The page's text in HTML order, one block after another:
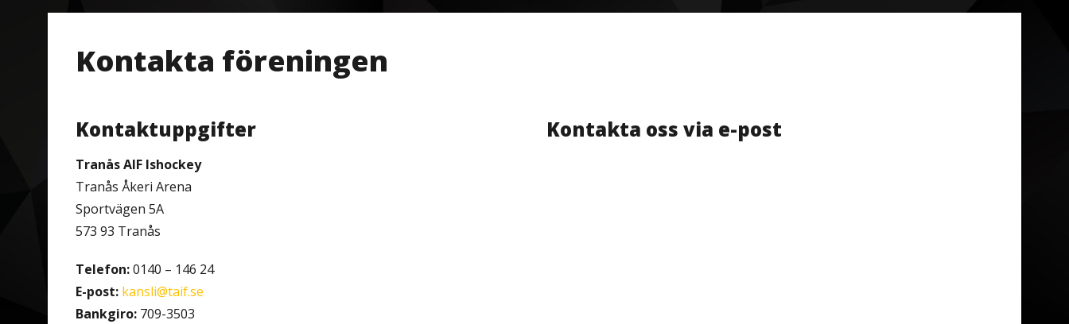
Kontakta föreningen
Kontaktuppgifter
Tranås AIF Ishockey
Tranås Åkeri Arena
Sportvägen 5A
573 93 Tranås
Telefon:0140 – 146 24
E-post: kansli@taif.se
Bankgiro: 709-3503
Kontakta oss via e-post